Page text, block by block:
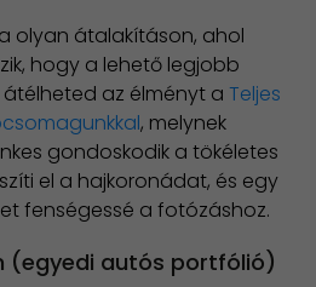
olyan átalakításon, ahol
hogy a lehető legjobb
az élményt a Teljes
, melynek
gondoskodik a tökéletes
el a hajkoronádat, és egy
fenségessé a fotózáshoz.
(egyedi autós portfólió)